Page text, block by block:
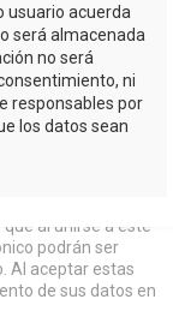
usuario acuerda
será almacenada
no será
ni
responsables por
los datos sean
al unirse a este
podrán ser
Al aceptar estas
de sus datos en